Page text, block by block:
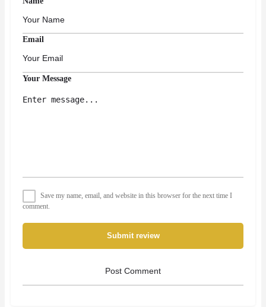
Email
Your Message
Save my name, email, and website in this browser for the next time I
comment.
Submit review